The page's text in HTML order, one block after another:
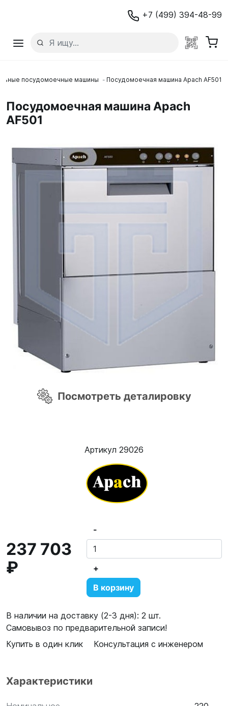
+7 (499) 394-48-99
посудомоечные машины Посудомоечная машина Apach AF501
Посудомоечная машина Apach
AF501
Посмотреть деталировку
Артикул 29026
237 703
₽
-
+
В корзину
В наличии на доставку (2-3 дня): 2 шт.
Самовывоз по предварительной записи!
Купить в один клик
Консультация с инженером
Характеристики